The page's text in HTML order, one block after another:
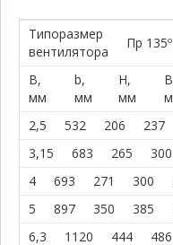
Типоразмер
вентилятора
Пр 135º
В,
мм
b,
мм
H,
мм
2,5
532 206 237
3,15
683 265 300
4
693 271 300
5
897 350 385
6,3
1120 444 486